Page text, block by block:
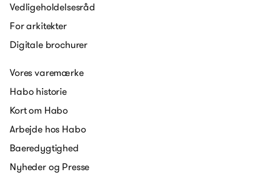
Vedligeholdelsesråd
For arkitekter
Digitale brochurer
Vores varemærke
Habo historie
Kort om Habo
Arbejde hos Habo
Baeredygtighed
Nyheder og Presse